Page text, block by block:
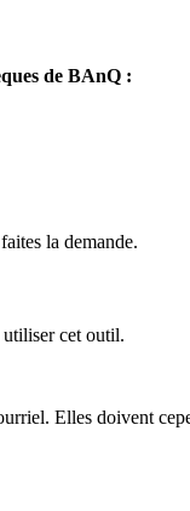
de BAnQ :
la demande.
cet outil.
Elles doivent